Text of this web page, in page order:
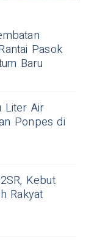
Pasok
Baru
Liter Air
Ponpes di
Kebut
Rakyat